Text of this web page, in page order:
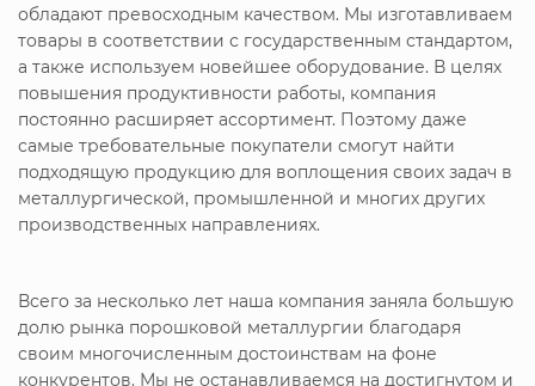
обладают превосходным качеством. Мы изготавливаем
товары в соответствии с государственным стандартом,
а также используем новейшее оборудование. В целях
повышения продуктивности работы, компания
постоянно расширяет ассортимент. Поэтому даже
самые требовательные покупатели смогут найти
подходящую продукцию для воплощения своих задач в
металлургической, промышленной и многих других
производственных направлениях.
Всего за несколько лет наша компания заняла большую
долю рынка порошковой металлургии благодаря
своим многочисленным достоинствам на фоне
конкурентов. Мы не останавливаемся на достигнутом и